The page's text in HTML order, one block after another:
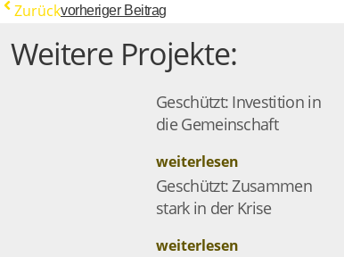
Zurückvorheriger Beitrag
Weitere Projekte:
Geschützt: Investition in
die Gemeinschaft
weiterlesen
Geschützt: Zusammen
stark in der Krise
weiterlesen